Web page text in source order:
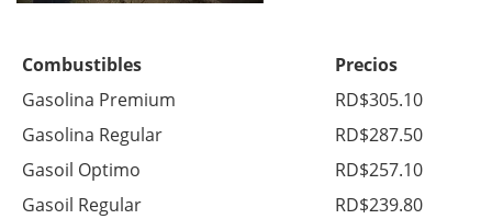
Combustibles
Precios
Gasolina Premium
RD$305.10
Gasolina Regular
RD$287.50
Gasoil Optimo
RD$257.10
Gasoil Regular
RD$239.80